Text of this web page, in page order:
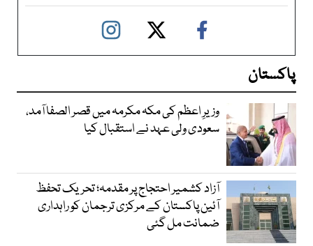
پاکستان
وزیرِ اعظم کی مکہ مکرمہ میں قصر الصفا آمد،
سعودی ولی عہد نے استقبال کیا
آزاد کشمیر احتجاج پر مقدمہ؛ تحریک تحفظ
آئین پاکستان کے مرکزی ترجمان کو راہداری
ضمانت مل گئی